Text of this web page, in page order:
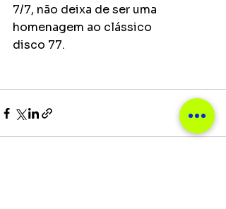
7/7, não deixa de ser uma
homenagem ao clássico
disco 77.